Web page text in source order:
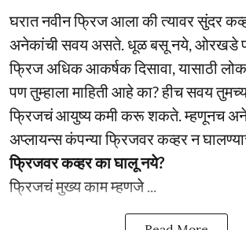
घरात नवीन फ्रिज आला की त्यावर सुंदर
अनेकांची सवय असते. धूळ बसू नये, ओरखडे
फ्रिज अधिक आकर्षक दिसावा, यासाठी
पण तुम्हाला माहिती आहे का? हीच सवय
फ्रिजचं आयुष्य कमी करू शकते. म्हणूनच
अप्लायन्स कंपन्या फ्रिजवर कव्हर न
फ्रिजवर कव्हर का घालू नये?
फ्रिजचं मुख्य काम म्हणजे ...